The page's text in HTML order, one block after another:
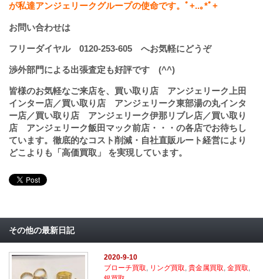
が私達アンジェリークグループの使命です。ﾟ+..｡*ﾟ+
お問い合わせは
フリーダイヤル 0120-253-605 へお気軽にどうぞ
渉外部門による出張査定も好評です (^^)
皆様のお気軽なご来店を、買い取り店 アンジェリーク上田
インター店／買い取り店 アンジェリーク東部湯の丸インタ
ー店／買い取り店 アンジェリーク伊那リブレ店／買い取り
店 アンジェリーク飯田マック前店・・・の各店でお待ちし
ています。徹底的なコスト削減・自社直販ルート経営により
どこよりも「高価買取」 を実現しています。
その他の最新日記
2020-9-10
ブローチ買取, リング買取,貴金属買取,金買取,